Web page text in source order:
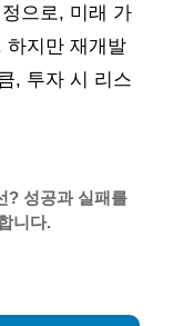
으로, 미래 가
하지만 재개발
, 투자 시 리스
? 성공과 실패를
니다.